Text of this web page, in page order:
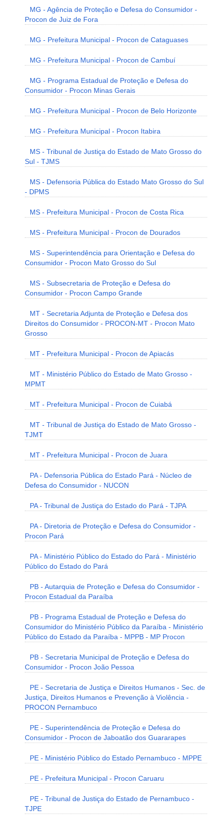
MG - Agência de Proteção e Defesa do Consumidor -
Procon de Juiz de Fora
MG - Prefeitura Municipal - Procon de Cataguases
MG - Prefeitura Municipal - Procon de Cambuí
MG - Programa Estadual de Proteção e Defesa do
Consumidor - Procon Minas Gerais
MG - Prefeitura Municipal - Procon de Belo Horizonte
MG - Prefeitura Municipal - Procon Itabira
MS - Tribunal de Justiça do Estado de Mato Grosso do
Sul - TJMS
MS - Defensoria Pública do Estado Mato Grosso do Sul
- DPMS
MS - Prefeitura Municipal - Procon de Costa Rica
MS - Prefeitura Municipal - Procon de Dourados
MS - Superintendência para Orientação e Defesa do
Consumidor - Procon Mato Grosso do Sul
MS - Subsecretaria de Proteção e Defesa do
Consumidor - Procon Campo Grande
MT - Secretaria Adjunta de Proteção e Defesa dos
Direitos do Consumidor - PROCON-MT - Procon Mato
Grosso
MT - Prefeitura Municipal - Procon de Apiacás
MT - Ministério Público do Estado de Mato Grosso -
MPMT
MT - Prefeitura Municipal - Procon de Cuiabá
MT - Tribunal de Justiça do Estado de Mato Grosso -
TJMT
MT - Prefeitura Municipal - Procon de Juara
PA - Defensoria Pública do Estado Pará - Núcleo de
Defesa do Consumidor - NUCON
PA - Tribunal de Justiça do Estado do Pará - TJPA
PA - Diretoria de Proteção e Defesa do Consumidor -
Procon Pará
PA - Ministério Público do Estado do Pará - Ministério
Público do Estado do Pará
PB - Autarquia de Proteção e Defesa do Consumidor -
Procon Estadual da Paraíba
PB - Programa Estadual de Proteção e Defesa do
Consumidor do Ministério Público da Paraíba - Ministério
Público do Estado da Paraíba - MPPB - MP Procon
PB - Secretaria Municipal de Proteção e Defesa do
Consumidor - Procon João Pessoa
PE - Secretaria de Justiça e Direitos Humanos - Sec. de
Justiça, Direitos Humanos e Prevenção à Violência -
PROCON Pernambuco
PE - Superintendência de Proteção e Defesa do
Consumidor - Procon de Jaboatão dos Guararapes
PE - Ministério Público do Estado Pernambuco - MPPE
PE - Prefeitura Municipal - Procon Caruaru
PE - Tribunal de Justiça do Estado de Pernambuco -
TJPE